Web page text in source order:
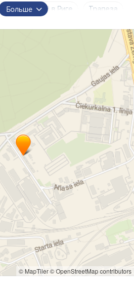
угощений в Риге
Трапеза
обслуживание банкетов
столов
застолье
похоронные услуги
человек
накрытие столов
услуги питания
банкетный зал
место торжеств
Рига Лесное кладбище
Больше
© MapTiler© OpenStreetMap contributors